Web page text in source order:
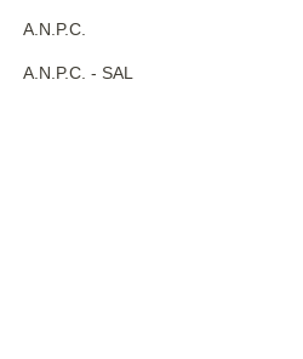
A.N.P.C.
A.N.P.C. - SAL